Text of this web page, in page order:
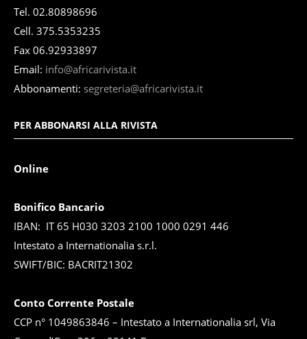
Tel. 02.80898696
Cell. 375.5353235
Fax 06.92933897
Email: info@africarivista.it
Abbonamenti: segreteria@africarivista.it
PER ABBONARSI ALLA RIVISTA
Online
Bonifico Bancario
IBAN: IT 65 H030 3203 2100 1000 0291 446
Intestato a Internationalia s.r.l.
SWIFT/BIC: BACRIT21302
Conto Corrente Postale
CCP n° 1049863846 – Intestato a Internationalia srl, Via